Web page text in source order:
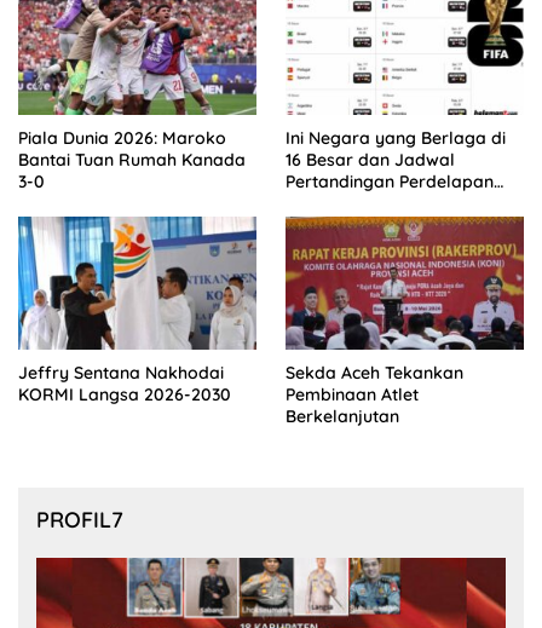
Piala Dunia 2026: Maroko
Bantai Tuan Rumah Kanada
3-0
Ini Negara yang Berlaga di
16 Besar dan Jadwal
Pertandingan Perdelapan
Jeffry Sentana Nakhodai
KORMI Langsa 2026-2030
Sekda Aceh Tekankan
Pembinaan Atlet
Berkelanjutan
PROFIL7